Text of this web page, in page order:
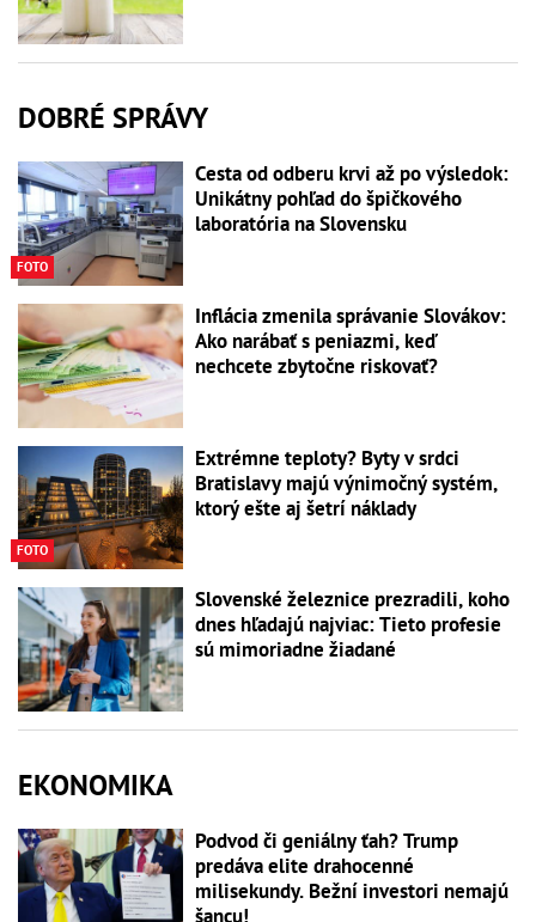
DOBRÉ SPRÁVY
FOTO
Cesta od odberu krvi až po výsledok:
Unikátny pohľad do špičkového
laboratória na Slovensku
Inflácia zmenila správanie Slovákov:
Ako narábať s peniazmi, keď
nechcete zbytočne riskovať?
FOTO
Extrémne teploty? Byty v srdci
Bratislavy majú výnimočný systém,
ktorý ešte aj šetrí náklady
Slovenské železnice prezradili, koho
dnes hľadajú najviac: Tieto profesie
sú mimoriadne žiadané
EKONOMIKA
Podvod či geniálny ťah? Trump
predáva elite drahocenné
milisekundy. Bežní investori nemajú
šancu!